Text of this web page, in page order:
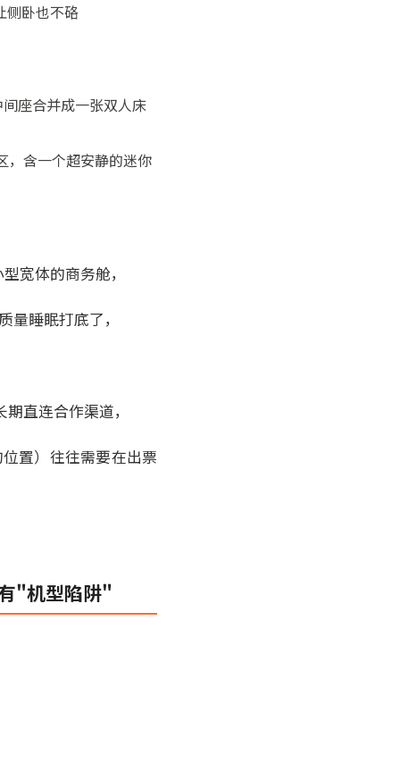
侧卧也不硌
座合并成一张双人床
含一个超安静的迷你
宽体的商务舱，
睡眠打底了，
直连合作渠道，
置）往往需要在出票
"机型陷阱"